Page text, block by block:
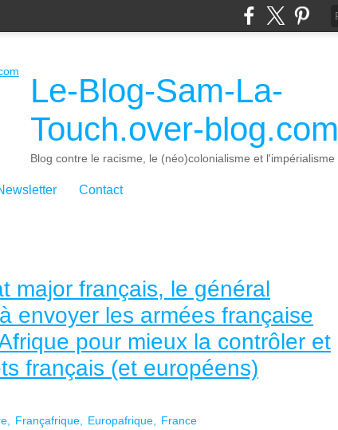
Le-Blog-Sam-La-
Touch.over-blog.com
Blog contre le racisme, le (néo)colonialisme et l'impérialisme
Contact
major français, le général
envoyer les armées française
pour mieux la contrôler et
français (et européens)
Françafrique Europafrique
France